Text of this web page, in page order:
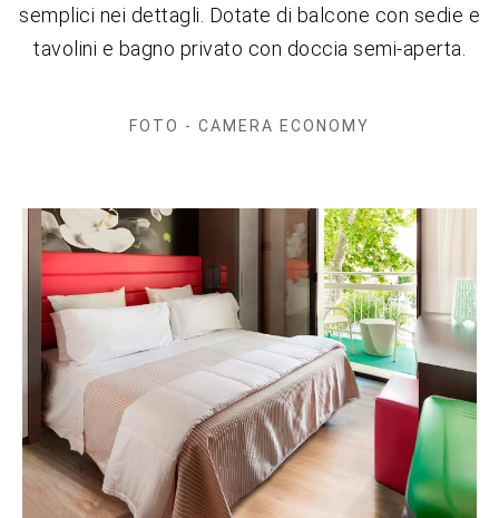
semplici nei dettagli. Dotate di balcone con sedie e
tavolini e bagno privato con doccia semi-aperta.
FOTO - CAMERA ECONOMY